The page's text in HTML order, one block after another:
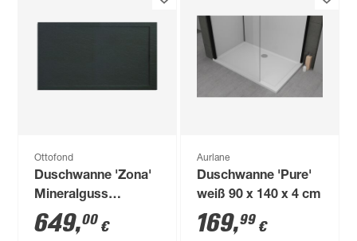
Ottofond
Duschwanne 'Zona'
Mineralguss
anthrazit 1600 x 900
/ 36 mm
649,00 €
Aurlane
Duschwanne 'Pure'
weiß 90 x 140 x 4 cm
169,99 €